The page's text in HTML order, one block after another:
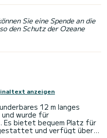
Sie eine Spende an die
den Schutz der Ozeane
anzeigen
12 m langes
wurde für
bietet bequem Platz für
und verfügt über